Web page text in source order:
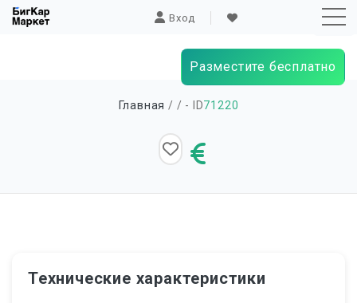
Вход
Разместите бесплатно
Главная / / - ID71220
Технические характеристики